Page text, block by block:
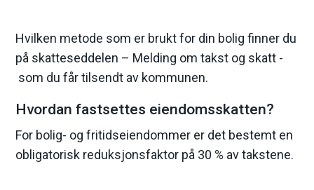
Hvilken metode som er brukt for din bolig finner du
på skatteseddelen – Melding om takst og skatt -
som du får tilsendt av kommunen.
Hvordan fastsettes eiendomsskatten?
For bolig- og fritidseiendommer er det bestemt en
obligatorisk reduksjonsfaktor på 30 % av takstene.